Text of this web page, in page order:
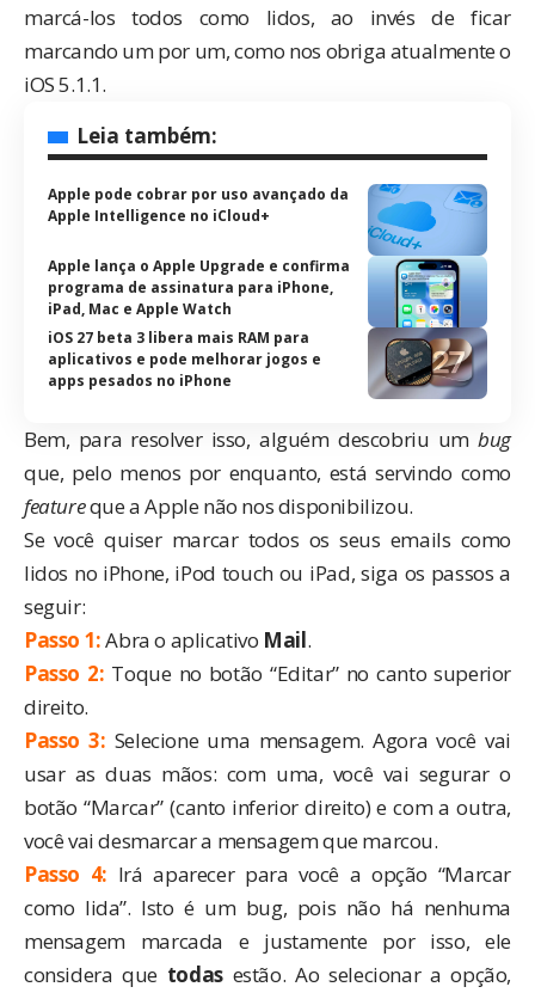
marcá-los todos como lidos, ao invés de ficar
marcando um por um, como nos obriga atualmente o
iOS 5.1.1.
Leia também:
Apple pode cobrar por uso avançado da
Apple Intelligence no iCloud+
Apple lança o Apple Upgrade e confirma
programa de assinatura para iPhone,
iPad, Mac e Apple Watch
iOS 27 beta 3 libera mais RAM para
aplicativos e pode melhorar jogos e
apps pesados no iPhone
Bem, para resolver isso, alguém descobriu umbug
que, pelo menos por enquanto, está servindo como
featureque a Apple não nos disponibilizou.
Se você quiser marcar todos os seus emails como
lidos no iPhone, iPod touch ou iPad, siga os passos a
seguir:
Passo 1:Abra o aplicativo Mail.
Passo 2: Toque no botão “Editar” no canto superior
direito.
Passo 3: Selecione uma mensagem. Agora você vai
usar as duas mãos: com uma, você vai segurar o
botão “Marcar” (canto inferior direito) e com a outra,
você vai desmarcar a mensagem que marcou.
Passo 4: Irá aparecer para você a opção “Marcar
como lida”. Isto é um bug, pois não há nenhuma
mensagem marcada e justamente por isso, ele
considera que todasestão. Ao selecionar a opção,